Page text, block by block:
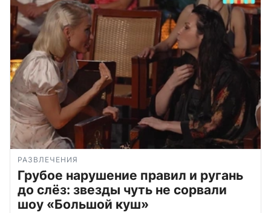
РАЗВЛЕЧЕНИЯ
Грубое нарушение правил и ругань
до слёз: звезды чуть не сорвали
шоу «Большой куш»